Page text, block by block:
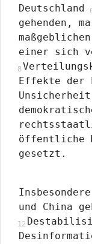
Deutschland
gehenden,
einer sich
Effekte der
öffentliche
gesetzt.
und China